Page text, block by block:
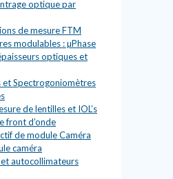
optique par
de mesure FTM
modulables : µPhase
optiques et
et Spectrogoniomètres
de lentilles et IOL’s
front d’onde
de module Caméra
caméra
autocollimateurs